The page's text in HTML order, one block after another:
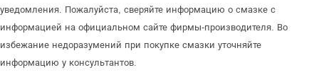
уведомления. Пожалуйста, сверяйте информацию о смазке с
информацией на официальном сайте фирмы-производителя. Во
избежание недоразумений при покупке смазки уточняйте
информацию у консультантов.